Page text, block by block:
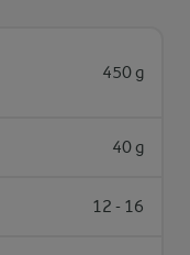
450 g
40 g
12 - 16